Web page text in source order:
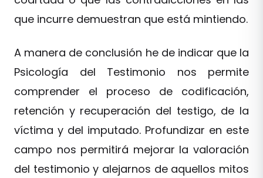
que incurre demuestran que está mintiendo.
A manera de conclusión he de indicar que la
Psicología del Testimonio nos permite
comprender el proceso de codificación,
retención y recuperación del testigo, de la
víctima y del imputado. Profundizar en este
campo nos permitirá mejorar la valoración
del testimonio y alejarnos de aquellos mitos